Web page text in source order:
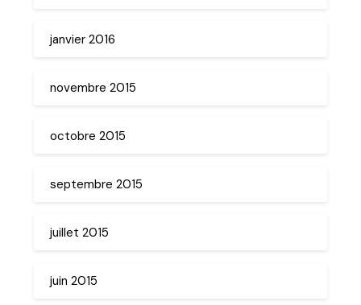
janvier 2016
novembre 2015
octobre 2015
septembre 2015
juillet 2015
juin 2015